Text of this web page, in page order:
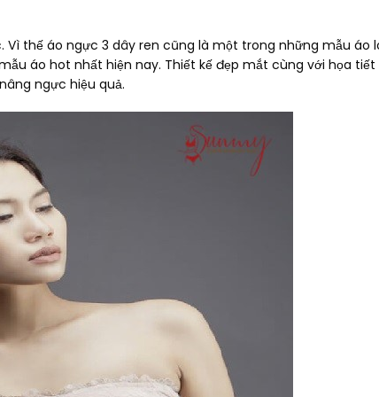
Vì thế áo ngực 3 dây ren cũng là một trong những mẫu áo
áo hot nhất hiện nay. Thiết kế đẹp mắt cùng với họa tiết
ngực hiệu quả.